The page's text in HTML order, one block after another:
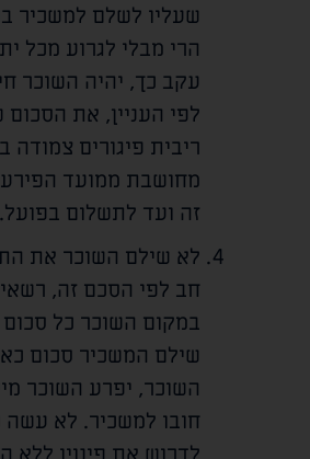
שעליו לשלם למשכיר
הרי מבלי לגרוע מכל
עקב כך, יהיה השוכר
לפי העניין, את
מחושבת ממועד
זה ועד לתשלום בפועל.
לא שילם השוכר את
חב לפי הסכם זה,
במקום השוכר כל סכום
שילם המשכיר סכום
השוכר, יפרע השוכר
חובו למשכיר. לא עשה